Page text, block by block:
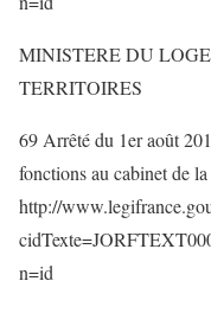
MINISTERE DU
TERRITOIRES
69 Arrêté du 1er août
fonctions au cabinet de
http://
n=id